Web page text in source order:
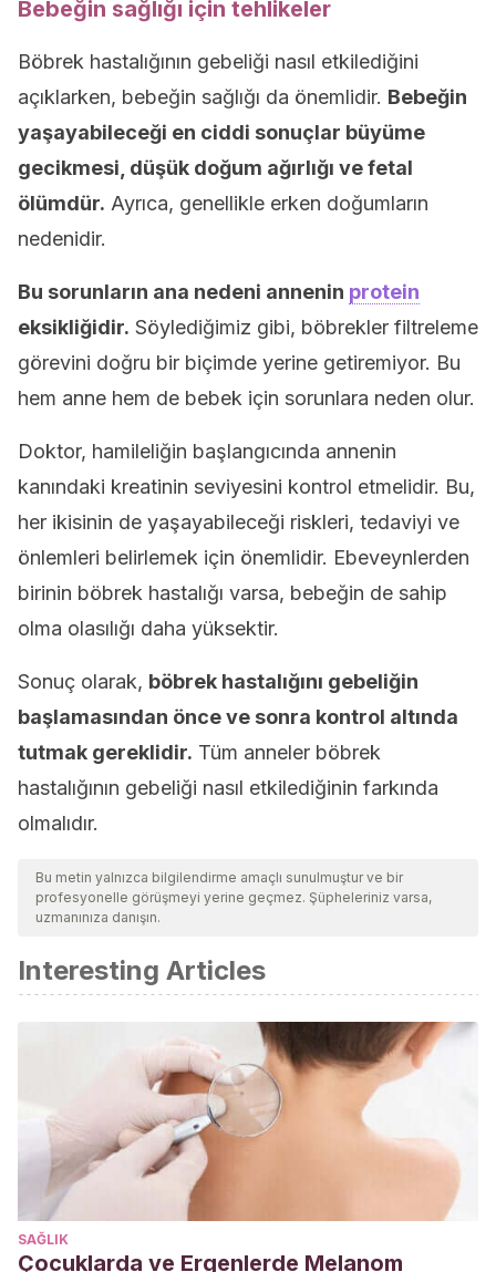
Bebeğin sağlığı için tehlikeler
Böbrek hastalığının gebeliği nasıl etkilediğini
açıklarken, bebeğin sağlığı da önemlidir. Bebeğin
yaşayabileceği en ciddi sonuçlar büyüme
gecikmesi, düşük doğum ağırlığı ve fetal
ölümdür. Ayrıca, genellikle erken doğumların
nedenidir.
Bu sorunların ana nedeni annenin protein
eksikliğidir. Söylediğimiz gibi, böbrekler filtreleme
görevini doğru bir biçimde yerine getiremiyor. Bu
hem anne hem de bebek için sorunlara neden olur.
Doktor, hamileliğin başlangıcında annenin
kanındaki kreatinin seviyesini kontrol etmelidir. Bu,
her ikisinin de yaşayabileceği riskleri, tedaviyi ve
önlemleri belirlemek için önemlidir. Ebeveynlerden
birinin böbrek hastalığı varsa, bebeğin de sahip
olma olasılığı daha yüksektir.
Sonuç olarak, böbrek hastalığını gebeliğin
başlamasından önce ve sonra kontrol altında
tutmak gereklidir. Tüm anneler böbrek
hastalığının gebeliği nasıl etkilediğinin farkında
olmalıdır.
Bu metin yalnızca bilgilendirme amaçlı sunulmuştur ve bir
profesyonelle görüşmeyi yerine geçmez. Şüpheleriniz varsa,
uzmanınıza danışın.
Interesting Articles
SAĞLIK
Çocuklarda ve Ergenlerde Melanom